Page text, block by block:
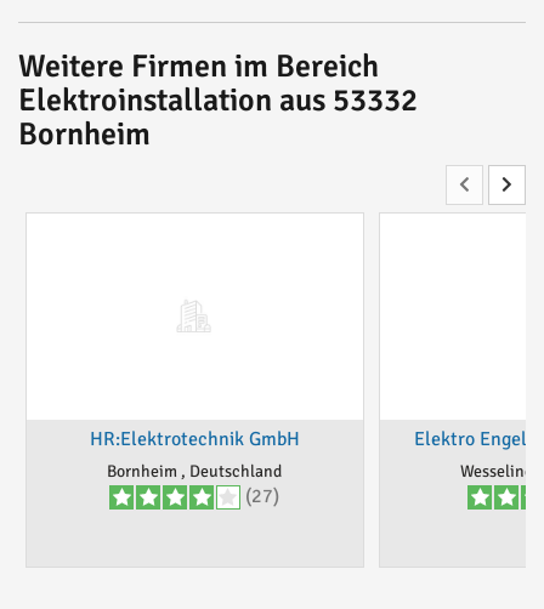
Weitere Firmen im Bereich
Elektroinstallation aus 53332
Bornheim
HR:Elektrotechnik GmbH
Bornheim , Deutschland
(27)
Elektro Engels